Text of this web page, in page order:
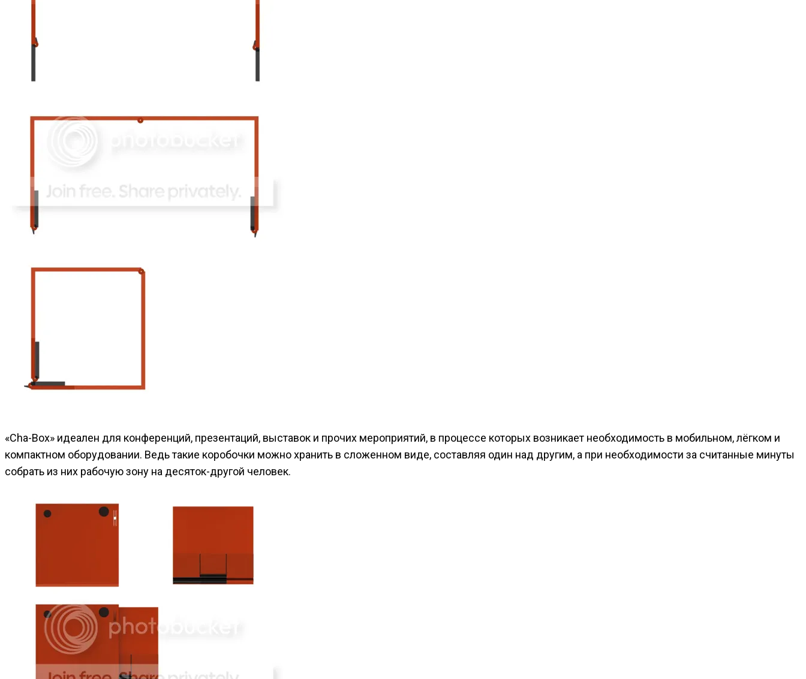
«Cha-Box» идеален для конференций, презентаций, выставок и прочих мероприятий, в процессе которых возникает необходимость в мобильном, лёгком и
компактном оборудовании. Ведь такие коробочки можно хранить в сложенном виде, составляя один над другим, а при необходимости за считанные минуты
собрать из них рабочую зону на десяток-другой человек.